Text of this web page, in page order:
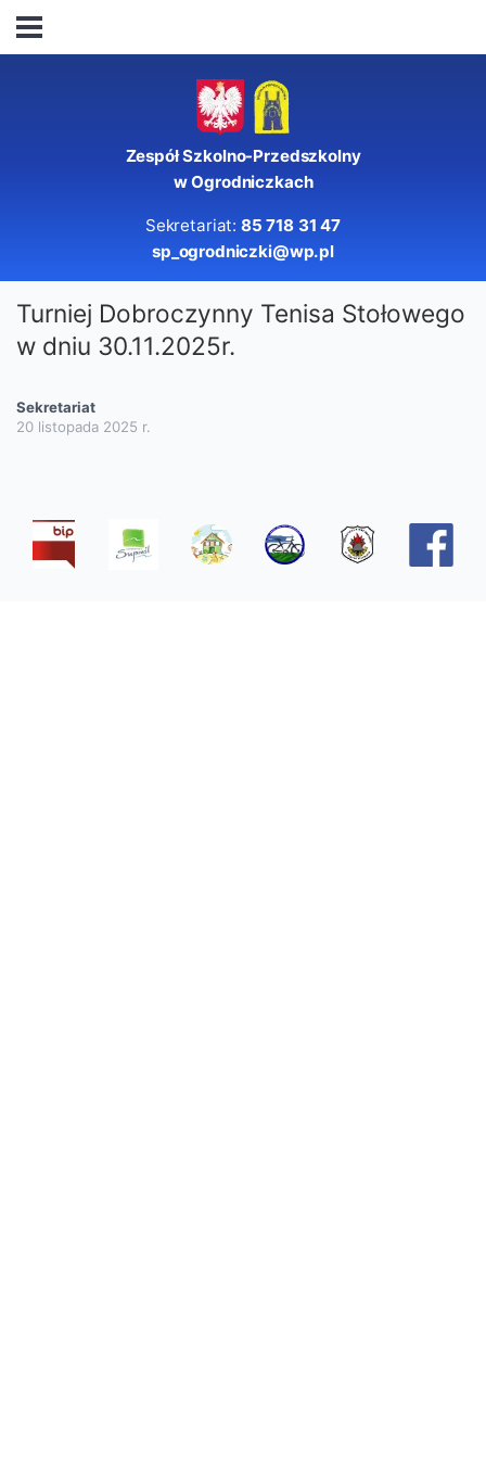
Zespół Szkolno-Przedszkolny
w Ogrodniczkach
Sekretariat: 85 718 31 47
sp_ogrodniczki@wp.pl
Turniej Dobroczynny Tenisa Stołowego
w dniu 30.11.2025r.
Sekretariat
20 listopada 2025 r.